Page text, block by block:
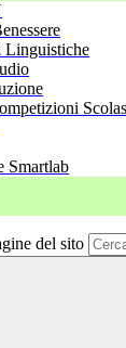
Linguistiche
Smartlab
del sito